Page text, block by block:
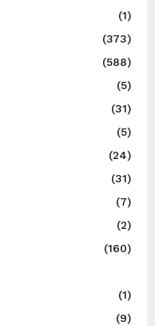
(1)
(373)
(588)
(5)
(31)
(5)
(24)
(31)
(7)
(2)
(160)
(1)
(9)